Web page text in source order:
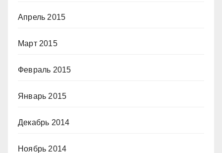
Апрель 2015
Март 2015
Февраль 2015
Январь 2015
Декабрь 2014
Ноябрь 2014